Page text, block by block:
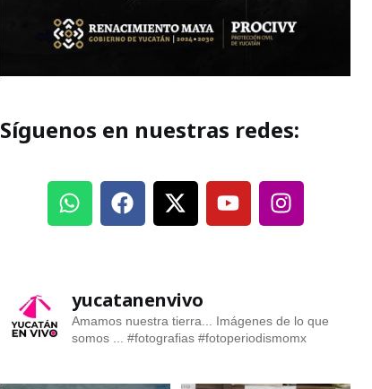
Síguenos en nuestras redes:
yucatanenvivo
Amamos nuestra tierra... Imágenes de lo que
somos ... #fotografias #fotoperiodismomx